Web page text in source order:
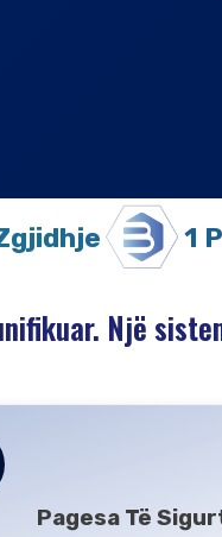
1
Një
Pagesa Të